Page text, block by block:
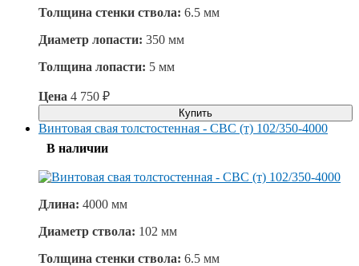
Толщина стенки ствола: 6.5 мм
Диаметр лопасти: 350 мм
Толщина лопасти: 5 мм
Цена 4 750 ₽
Купить
Винтовая свая толстостенная - СВС (т) 102/350-4000
В наличии
Длина: 4000 мм
Диаметр ствола: 102 мм
Толщина стенки ствола: 6.5 мм